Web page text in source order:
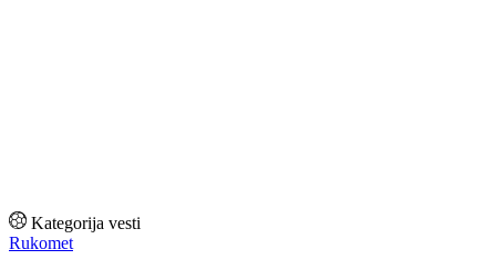
Kategorija vesti
Rukomet